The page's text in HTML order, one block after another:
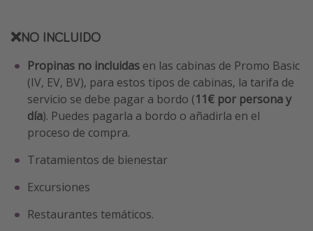
❌NO INCLUIDO
Propinas no incluidas en las cabinas de Promo Basic
(IV, EV, BV), para estos tipos de cabinas, la tarifa de
servicio se debe pagar a bordo (11€ por persona y
día). Puedes pagarla a bordo o añadirla en el
proceso de compra.
Tratamientos de bienestar
Excursiones
Restaurantes temáticos.